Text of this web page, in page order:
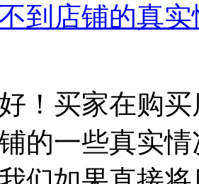
到店铺的真
！买家在购
的一些真实